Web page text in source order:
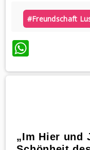
#freundschaft
„Im Hier und